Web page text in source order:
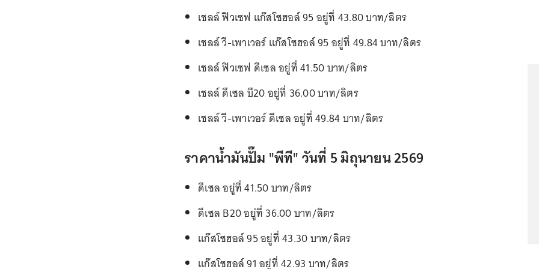
เชลล์ ฟิวเซฟ แก๊สโซฮอล์ 95 อยู่ที่ 43.80 บาท/ลิตร
เชลล์ วี-เพาเวอร์ แก๊สโซฮอล์ 95 อยู่ที่ 49.84 บาท/ลิตร
เชลล์ ฟิวเซฟ ดีเซล อยู่ที่ 41.50 บาท/ลิตร
เชลล์ ดีเซล บี20 อยู่ที่ 36.00 บาท/ลิตร
เชลล์ วี-เพาเวอร์ ดีเซล อยู่ที่ 49.84 บาท/ลิตร
ราคาน้ำมันปั๊ม "พีที" วันที่ 5 มิถุนายน 2569
ดีเซล อยู่ที่ 41.50 บาท/ลิตร
ดีเซล B20 อยู่ที่ 36.00 บาท/ลิตร
แก๊สโซฮอล์ 95 อยู่ที่ 43.30 บาท/ลิตร
แก๊สโซฮอล์ 91 อยู่ที่ 42.93 บาท/ลิตร